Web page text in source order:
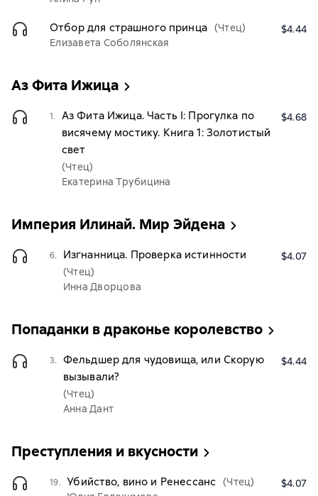
Отбор для страшного принца (Чтец)
Елизавета Соболянская
$4.44
Аз Фита Ижица
1.
Аз Фита Ижица. Часть I: Прогулка по
висячему мостику. Книга 1: Золотистый
свет
(Чтец)
Екатерина Трубицина
$4.68
Империя Илинай. Мир Эйдена
6. Изгнанница. Проверка истинности
(Чтец)
Инна Дворцова
$4.07
Попаданки в драконье королевство
3.
Фельдшер для чудовища, или Скорую
вызывали?
(Чтец)
Анна Дант
$4.44
Преступления и вкусности
19. Убийство, вино и Ренессанс (Чтец)
$4.07